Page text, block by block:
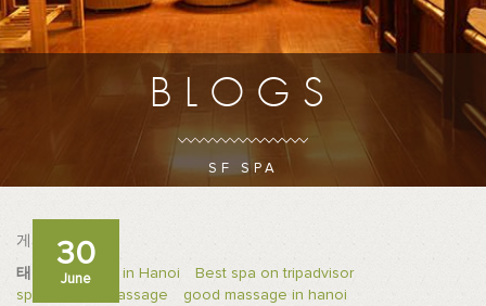
BLOGS
SF SPA
30
June
게시자Admin
태그:
Best Spa in Hanoi
Best spa on tripadvisor
spa in hanoi massage
good massage in hanoi